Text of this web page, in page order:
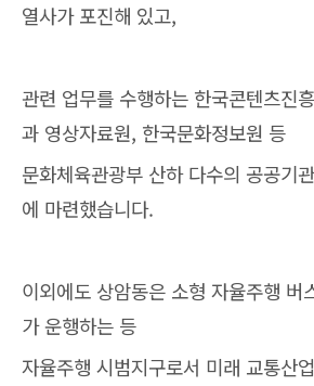
열사가 포진해 있고,
관련 업무를 수행하는 한국콘텐츠진
과 영상자료원, 한국문화정보원 등
문화체육관광부 산하 다수의 공공기
에 마련했습니다.
이외에도 상암동은 소형 자율주행 버
가 운행하는 등
자율주행 시범지구로서 미래 교통산